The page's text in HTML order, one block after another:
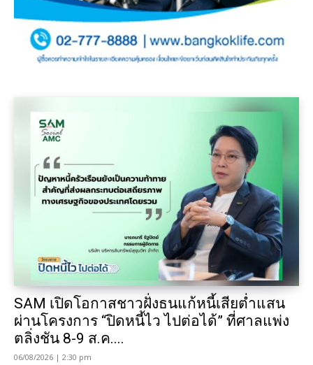
SAM เปิดโอกาสชาวฝั่งธนแก้หนี้เสียต่ำแสน
ผ่านโครงการ “ปิดหนี้ไว ไปต่อได้” ที่ศาลแพ่ง
ตลิ่งชัน 8-9 ส.ค....
06/08/2026 | 2:30 pm